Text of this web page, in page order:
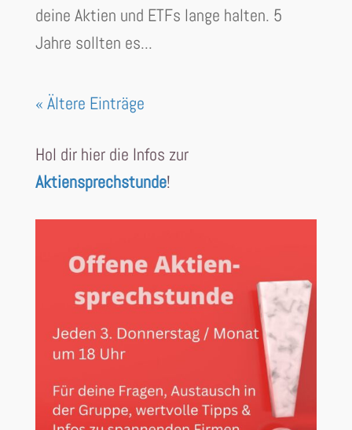
deine Aktien und ETFs lange halten. 5
Jahre sollten es...
« Ältere Einträge
Hol dir hier die Infos zur
Aktiensprechstunde!